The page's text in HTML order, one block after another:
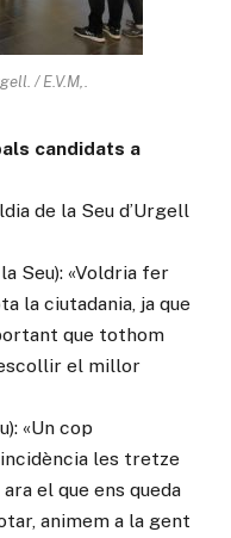
/ E.V.M,.
candidats a
de la Seu d’Urgell
Seu): «Voldria fer
la ciutadania, ja que
que tothom
el millor
«Un cop
les tretze
el que ens queda
animem a la gent